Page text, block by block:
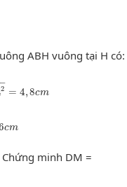
ABH vuông tại H có:
2 = 4,8cm
cm
minh DM =